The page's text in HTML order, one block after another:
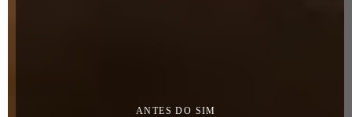
ANTES DO SIM